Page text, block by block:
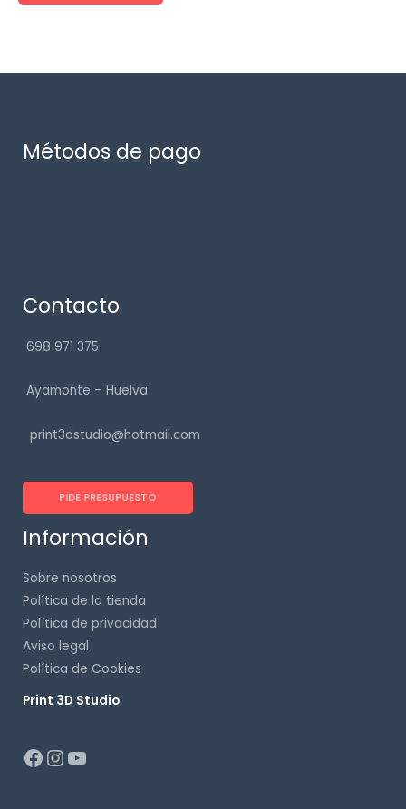
Métodos de pago
Contacto
698 971 375
Ayamonte – Huelva
print3dstudio@hotmail.com
PIDE PRESUPUESTO
Información
Sobre nosotros
Política de la tienda
Política de privacidad
Aviso legal
Política de Cookies
Print 3D Studio